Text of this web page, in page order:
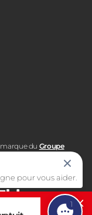
marque du Groupe
1
pour vous aider.